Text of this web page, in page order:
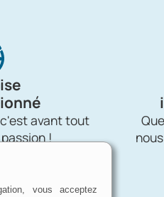
avant tout
!
vous acceptez